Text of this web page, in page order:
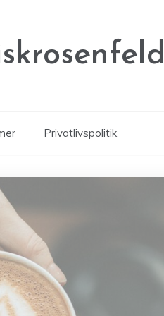
Privatlivspolitik